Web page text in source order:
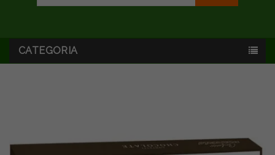
CATEGORIA